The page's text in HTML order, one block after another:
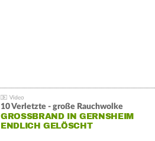
10 Verletzte - große Rauchwolke
GROSSBRAND IN GERNSHEIM E
NDLICH GELÖSCHT